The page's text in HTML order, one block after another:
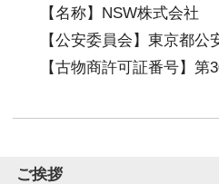
【名称】NSW株式会社
【公安委員会】東京都公
【古物商許可証番号】第
ご挨拶